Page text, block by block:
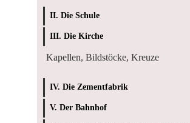
II. Die Schule
III. Die Kirche
Kapellen, Bildstöcke, Kreuze
IV. Die Zementfabrik
V. Der Bahnhof